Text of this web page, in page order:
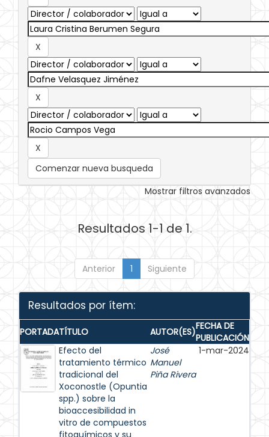
Comenzar nueva busqueda
Mostrar filtros avanzados
Resultados 1-1 de 1.
Anterior 1 Siguiente
Resultados por ítem:
PORTADATÍTULO AUTOR(ES)FECHA DE
PUBLICACIÓN
Efecto del
tratamiento térmico
tradicional del
Xoconostle (Opuntia
spp.) sobre la
bioaccesibilidad in
vitro de compuestos
fitoquímicos y su
José
Manuel
Piña Rivera
1-mar-2024